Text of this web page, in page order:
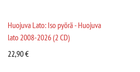
Huojuva Lato: Iso pyörä - Huojuva
lato 2008-2026 (2 CD)
22,90€